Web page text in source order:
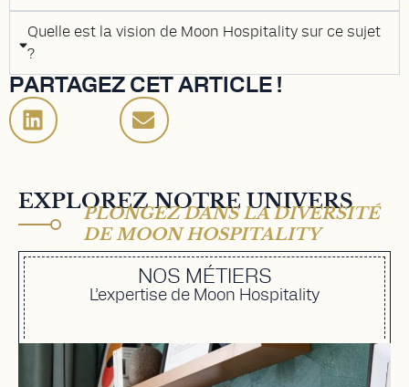
Quelle est la vision de Moon Hospitality sur ce sujet
?
PARTAGEZ CET ARTICLE !
EXPLOREZ NOTRE UNIVERS
PLONGEZ DANS LA DIVERSITÉ
DE MOON HOSPITALITY
NOS MÉTIERS
L’expertise de Moon Hospitality